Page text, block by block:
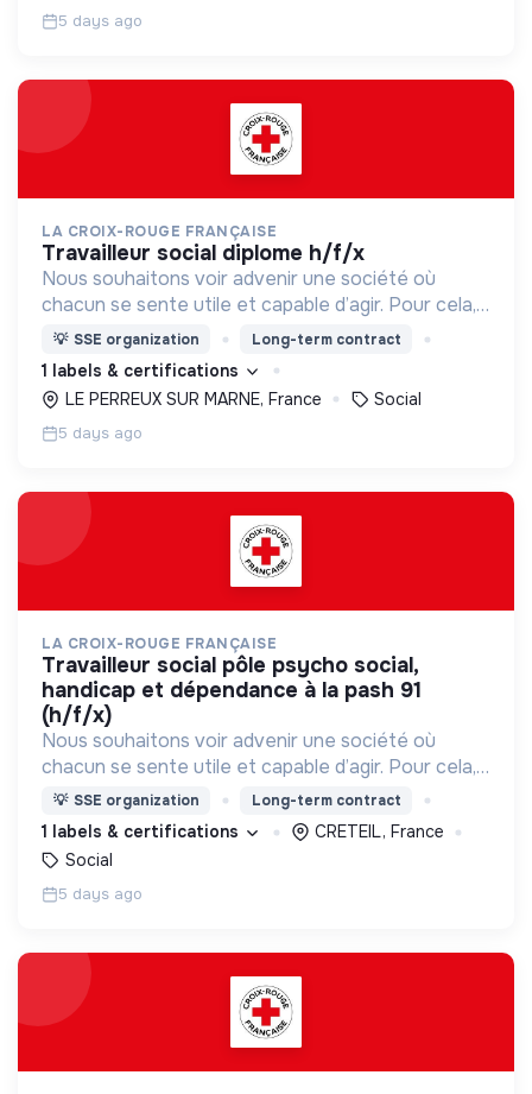
5 days ago
LA CROIX-ROUGE FRANÇAISE
travailleur social diplome h/f/x
Nous souhaitons voir advenir une société où
chacun se sente utile et capable d’agir. Pour cela,
nous proposons des moyens et des lieux
d’engagement innovants et adaptés à tous.
💡 SSE organization Long-term contract
1 labels & certifications
LE PERREUX SUR MARNE, France
Social
5 days ago
LA CROIX-ROUGE FRANÇAISE
travailleur social pôle psycho social,
handicap et dépendance à la pash 91
(h/f/x)
Nous souhaitons voir advenir une société où
chacun se sente utile et capable d’agir. Pour cela,
nous proposons des moyens et des lieux
d’engagement innovants et adaptés à tous.
💡 SSE organization Long-term contract
1 labels & certifications
CRETEIL, France
Social
5 days ago